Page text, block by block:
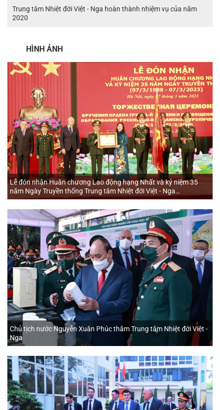
Trung tâm Nhiệt đới Việt - Nga hoàn thành nhiệm vụ của năm
2020
HÌNH ẢNH
Lễ đón nhận Huân chương Lao động hạng Nhất và kỷ niệm 35
năm Ngày Truyền thống Trung tâm Nhiệt đới Việt - Nga
(07/3/1988 - 07/3/2023)
Chủ tịch nước Nguyễn Xuân Phúc thăm Trung tâm Nhiệt đới Việt -
Nga